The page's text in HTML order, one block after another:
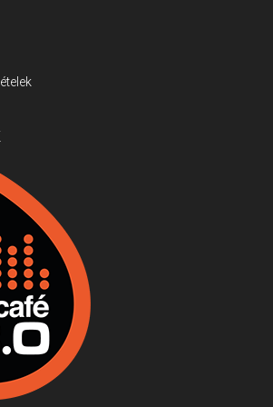
Jackfall
bab és homár
a testünk meghálálja!